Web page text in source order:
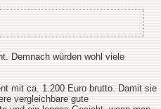
Demnach würden wohl viele
mit ca. 1.200 Euro brutto. Damit sie
vergleichbare gute